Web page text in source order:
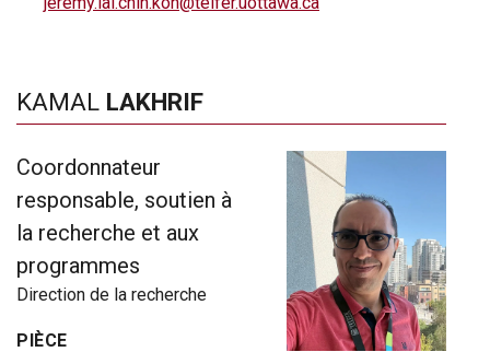
KAMAL LAKHRIF
Coordonnateur
responsable, soutien à
la recherche et aux
programmes
Direction de la recherche
PIÈCE